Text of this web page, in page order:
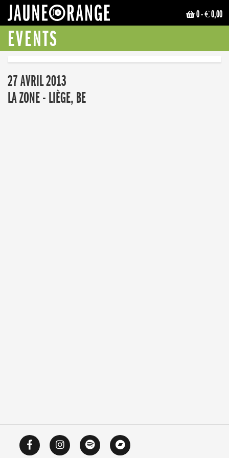
0- € 0,00
EVENTS
27 AVRIL 2013
LA ZONE - LIÈGE, BE